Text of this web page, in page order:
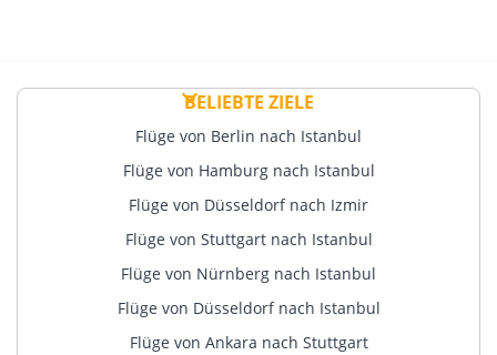
BELIEBTE ZIELE
Flüge von Berlin nach Istanbul
Flüge von Hamburg nach Istanbul
Flüge von Düsseldorf nach Izmir
Flüge von Stuttgart nach Istanbul
Flüge von Nürnberg nach Istanbul
Flüge von Düsseldorf nach Istanbul
Flüge von Ankara nach Stuttgart